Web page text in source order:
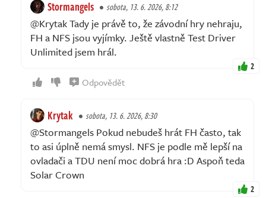
Stormangels sobota, 13. 6. 2026, 8:12
@Krytak Tady je právě to, že závodní hry nehraju,
FH a NFS jsou vyjímky. Ještě vlastně Test Driver
Unlimited jsem hrál.
2
Odpovědět
Krytak sobota, 13. 6. 2026, 8:30
@Stormangels Pokud nebudeš hrát FH často, tak
to asi úplně nemá smysl. NFS je podle mě lepší na
ovladači a TDU není moc dobrá hra :D Aspoň teda
Solar Crown
2